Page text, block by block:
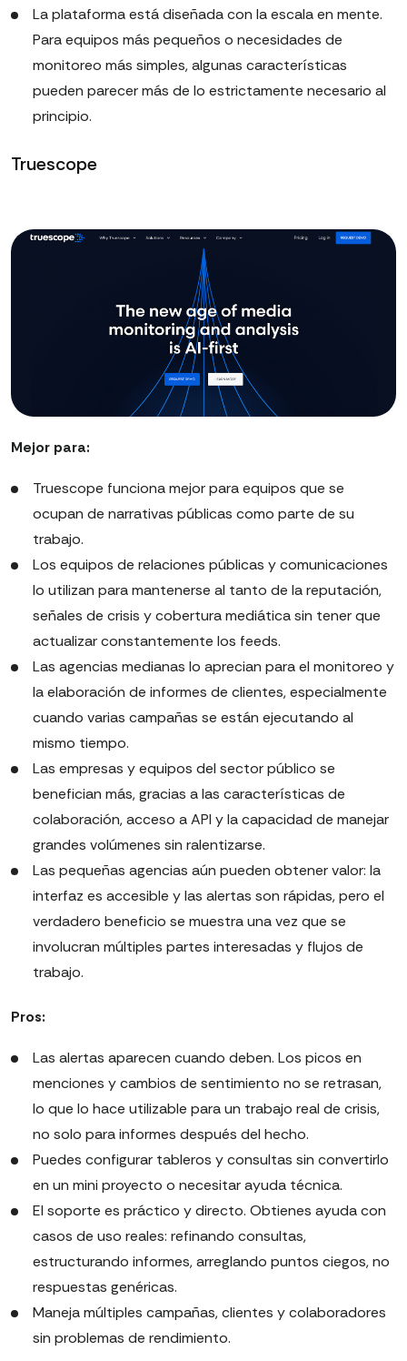
La plataforma está diseñada con la escala en mente.
Para equipos más pequeños o necesidades de
monitoreo más simples, algunas características
pueden parecer más de lo estrictamente necesario al
principio.
Truescope
Mejor para:
Truescope funciona mejor para equipos que se
ocupan de narrativas públicas como parte de su
trabajo.
Los equipos de relaciones públicas y comunicaciones
lo utilizan para mantenerse al tanto de la reputación,
señales de crisis y cobertura mediática sin tener que
actualizar constantemente los feeds.
Las agencias medianas lo aprecian para el monitoreo y
la elaboración de informes de clientes, especialmente
cuando varias campañas se están ejecutando al
mismo tiempo.
Las empresas y equipos del sector público se
benefician más, gracias a las características de
colaboración, acceso a API y la capacidad de manejar
grandes volúmenes sin ralentizarse.
Las pequeñas agencias aún pueden obtener valor: la
interfaz es accesible y las alertas son rápidas, pero el
verdadero beneficio se muestra una vez que se
involucran múltiples partes interesadas y flujos de
trabajo.
Pros:
Las alertas aparecen cuando deben. Los picos en
menciones y cambios de sentimiento no se retrasan,
lo que lo hace utilizable para un trabajo real de crisis,
no solo para informes después del hecho.
Puedes configurar tableros y consultas sin convertirlo
en un mini proyecto o necesitar ayuda técnica.
El soporte es práctico y directo. Obtienes ayuda con
casos de uso reales: refinando consultas,
estructurando informes, arreglando puntos ciegos, no
respuestas genéricas.
Maneja múltiples campañas, clientes y colaboradores
sin problemas de rendimiento.